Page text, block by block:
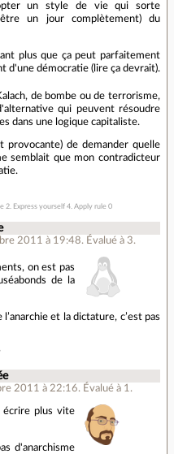
un style de vie qui sorte
un jour complètement) du
plus que ça peut parfaitement
d'une démocratie (lire ça devrait).
de bombe ou de terrorisme,
qui peuvent résoudre
dans une logique capitaliste.
provocante) de demander quelle
semblait que mon contradicteur
2. Express yourself 4. Apply rule 0
2011 à 19:48. Évalué à 3.
on est pas
de la
et la dictature, c’est pas
2011 à 22:16.Évalué à 1.
écrire plus vite
d'anarchisme